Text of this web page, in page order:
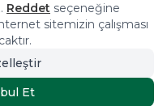
ALL RIGHTS RESERVED
AJANSTEK
Reddet seçeneğine
sitemizin çalışması
Et